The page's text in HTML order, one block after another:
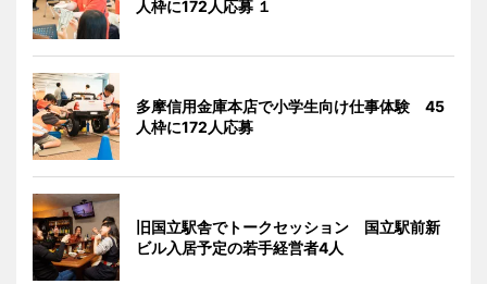
人枠に172人応募 １
多摩信用金庫本店で小学生向け仕事体験 45
人枠に172人応募
旧国立駅舎でトークセッション 国立駅前新
ビル入居予定の若手経営者4人